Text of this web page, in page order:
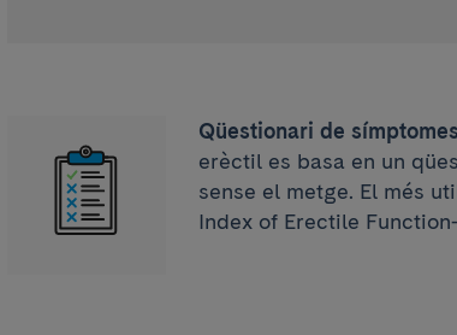
Qüestionari de
erèctil es basa en un
sense el metge. El més
Index of Erectile